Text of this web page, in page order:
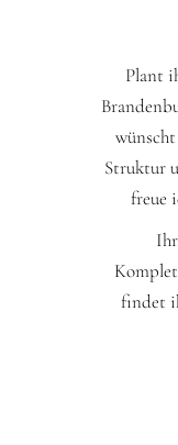
Plant
Struktur
freue
findet